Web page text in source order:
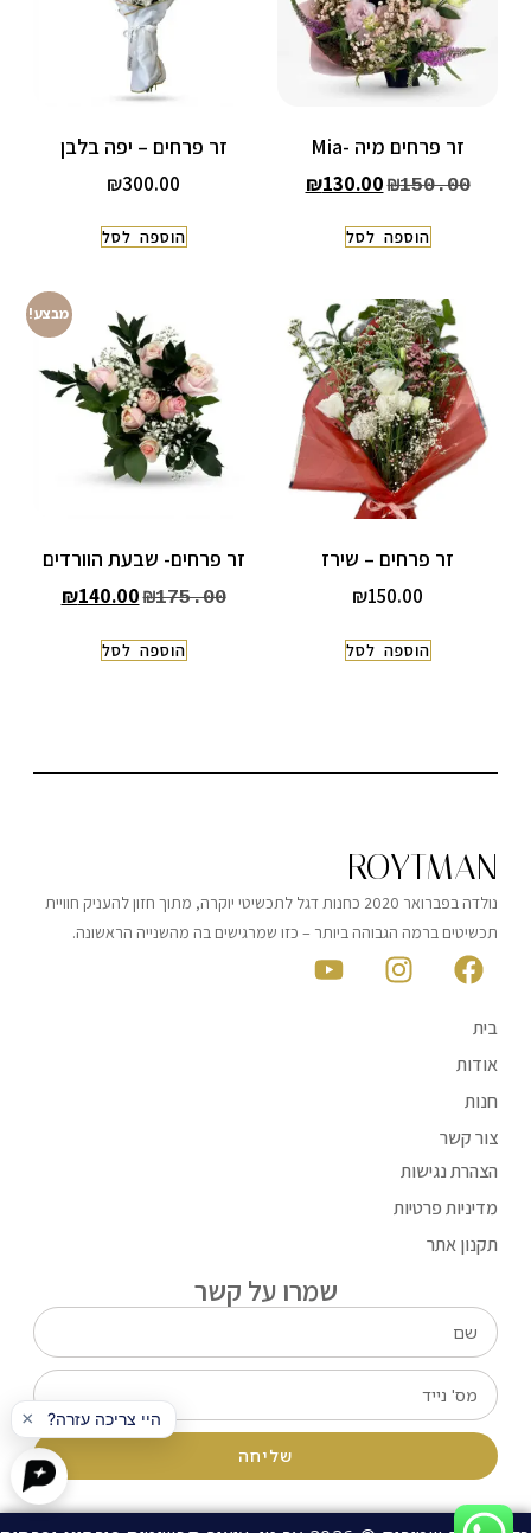
זר פרחים מיה -Mia
₪150.00
₪130.00
הוספה לסל
זר פרחים – יפה בלבן
₪300.00
הוספה לסל
זר פרחים – שירז
₪150.00
הוספה לסל
מבצע!
זר פרחים- שבעת הוורדים
₪175.00
₪140.00
הוספה לסל
ROYTMAN
נולדה בפברואר 2020 כחנות דגל לתכשיטי יוקרה, מתוך חזון להעניק חוויית
תכשיטים ברמה הגבוהה ביותר – כזו שמרגישים בה מהשנייה הראשונה.
בית
אודות
חנות
צור קשר
הצהרת נגישות
מדיניות פרטיות
תקנון אתר
שמרו על קשר
שליחה